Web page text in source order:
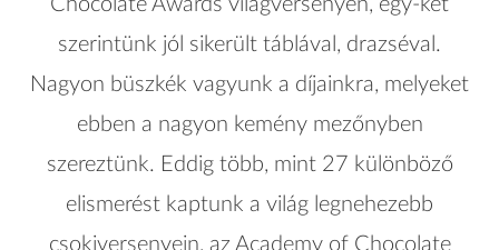
Chocolate Awards világversenyén, egy-két
szerintünk jól sikerült táblával, drazséval.
Nagyon büszkék vagyunk a díjainkra, melyeket
ebben a nagyon kemény mezőnyben
szereztünk. Eddig több, mint 27 különböző
elismerést kaptunk a világ legnehezebb
csokiversenyein, az Academy of Chocolate